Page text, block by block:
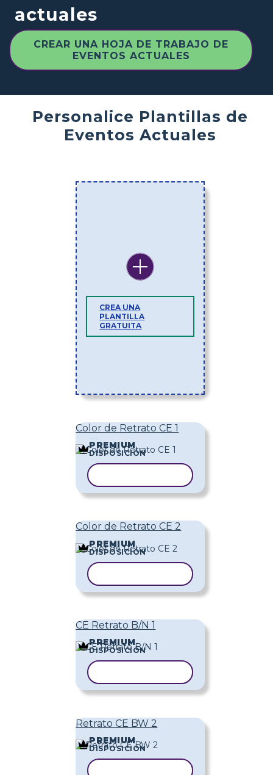
actuales
CREAR UNA HOJA DE TRABAJO DE
EVENTOS ACTUALES
Personalice Plantillas de
Eventos Actuales
CREA UNA
PLANTILLA
GRATUITA
Color de Retrato CE 1
PREMIUM
DISPOSICIÓN
Color de Retrato CE 2
PREMIUM
DISPOSICIÓN
CE Retrato B/N 1
PREMIUM
DISPOSICIÓN
Retrato CE BW 2
PREMIUM
DISPOSICIÓN